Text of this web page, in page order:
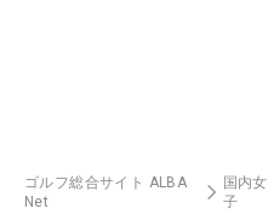
ゴルフ総合サイト ALBA
Net
国内女
子